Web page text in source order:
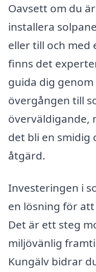
Oavsett om du
installera
eller till och med
finns det
guida dig
övergången till
överväldigande,
det bli en smidig
åtgärd.
Investeringen i
en lösning för
Det är ett steg
miljövänlig
Kungälv bidrar